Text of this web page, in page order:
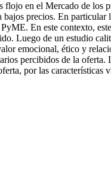
en el Mercado de los
precios. En particular
En este contexto,
Luego de un estudio
emocional, ético y
percibidos de la
por las